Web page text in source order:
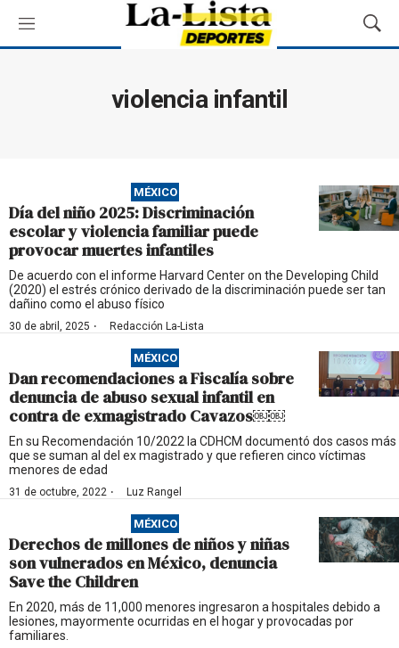
M
e
M
o
ú
s
q
u
d
a
violencia infantil
MÉXICO
Día del niño 2025: Discriminación
escolar y violencia familiar puede
provocar muertes infantiles
De acuerdo con el informe Harvard Center on the Developing Child
(2020) el estrés crónico derivado de la discriminación puede ser tan
dañino como el abuso físico
30 de abril, 2025 · Redacción La-Lista
MÉXICO
Dan recomendaciones a Fiscalía sobre
denuncia de abuso sexual infantil en
contra de exmagistrado Cavazos￼￼
En su Recomendación 10/2022 la CDHCM documentó dos casos más
que se suman al del ex magistrado y que refieren cinco víctimas
menores de edad
31 de octubre, 2022 · Luz Rangel
MÉXICO
Derechos de millones de niños y niñas
son vulnerados en México, denuncia
Save the Children
En 2020, más de 11,000 menores ingresaron a hospitales debido a
lesiones, mayormente ocurridas en el hogar y provocadas por
familiares.